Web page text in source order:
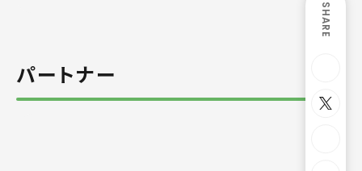
SHARE
パートナー